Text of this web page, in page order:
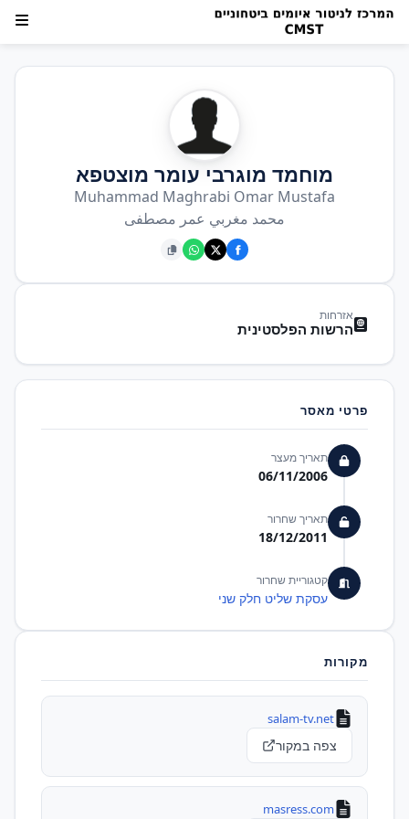
מוחמד מוגרבי עומר מוצטפא
Muhammad Maghrabi Omar Mustafa
محمد مغربي عمر مصطفى
אזרחות
הרשות הפלסטינית
פרטי מאסר
תאריך מעצר
06/11/2006
תאריך שחרור
18/12/2011
קטגוריית שחרור
עסקת שליט חלק שני
מקורות
salam-tv.net
צפה במקור
masress.com